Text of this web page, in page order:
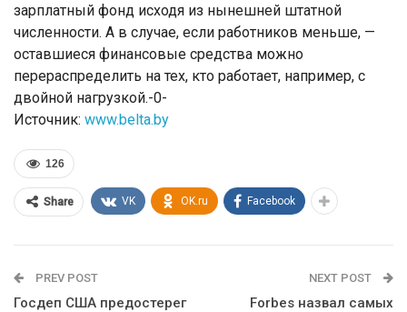
зарплатный фонд исходя из нынешней штатной
численности. А в случае, если работников меньше, —
оставшиеся финансовые средства можно
перераспределить на тех, кто работает, например, с
двойной нагрузкой.-0-
Источник: www.belta.by
126
Share VK OK.ru Facebook
PREV POST
Госдеп США предостерег
NEXT POST
Forbes назвал самых